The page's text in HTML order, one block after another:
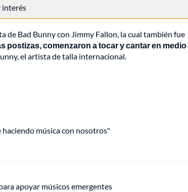
interés
de Bad Bunny con Jimmy Fallon, la cual también fue
postizas, comenzaron a tocar y cantar en medio
el artista de talla internacional.
música con nosotros"
apoyar músicos emergentes